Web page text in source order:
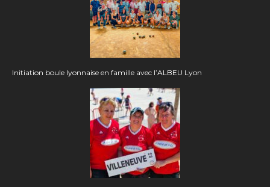
Initiation boule lyonnaise en famille avec l’ALBEU Lyon